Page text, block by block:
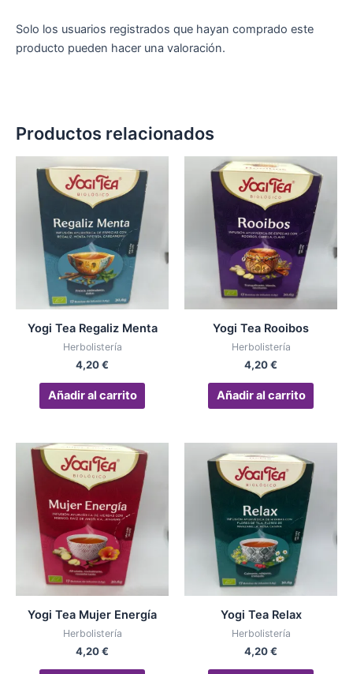
Solo los usuarios registrados que hayan comprado este
producto pueden hacer una valoración.
Productos relacionados
Yogi Tea Regaliz Menta
Herbolistería
4,20€
Añadir al carrito
Yogi Tea Rooibos
Herbolistería
4,20€
Añadir al carrito
Yogi Tea Mujer Energía
Herbolistería
4,20€
Yogi Tea Relax
Herbolistería
4,20€